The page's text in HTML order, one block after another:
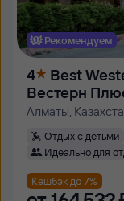
Рекомендуем
4
Best
Вестерн
Алматы,
Отдых с детьми
Идеально для
Кешбэк до 7%